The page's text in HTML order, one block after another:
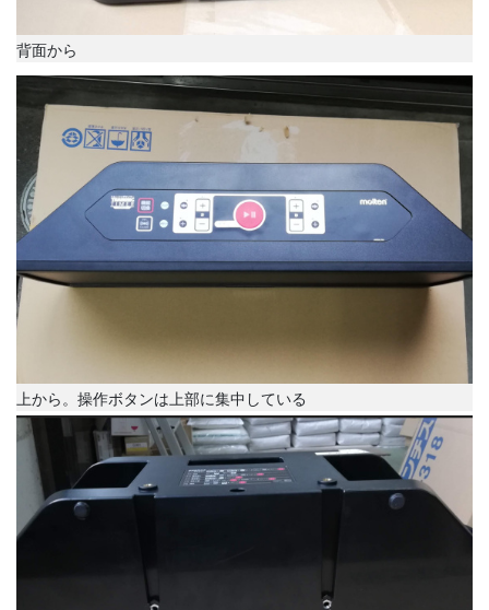
背面から
上から。操作ボタンは上部に集中している